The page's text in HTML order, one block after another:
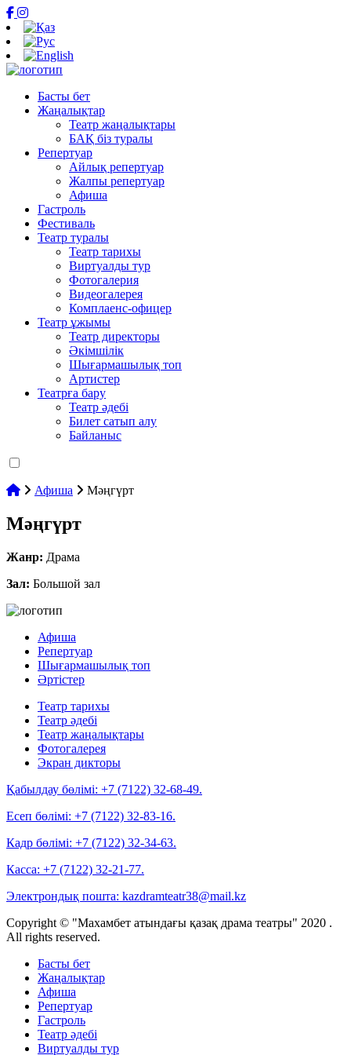
Басты бет
Жаңалықтар
Театр жаңалықтары
БАҚ біз туралы
Репертуар
Айлық репертуар
Жалпы репертуар
Афиша
Гастроль
Фестиваль
Театр туралы
Театр тарихы
Виртуалды тур
Фотогалерия
Видеогалерея
Комплаенс-офицер
Театр ұжымы
Театр директоры
Әкімшілік
Шығармашылық топ
Артистер
Театрға бару
Театр әдебі
Билет сатып алу
Байланыс
Афиша Мәңгүрт
Мәңгүрт
Жанр: Драма
Зал: Большой зал
Афиша
Репертуар
Шығармашылық топ
Әртістер
Театр тарихы
Театр әдебі
Театр жаңалықтары
Фотогалерея
Экран дикторы
Қабылдау бөлімі: +7 (7122) 32-68-49.
Есеп бөлімі: +7 (7122) 32-83-16.
Кадр бөлімі: +7 (7122) 32-34-63.
Касса: +7 (7122) 32-21-77.
Электрондық пошта: kazdramteatr38@mail.kz
Copyright © "Махамбет атындағы қазақ драма театры" 2020 .
All rights reserved.
Басты бет
Жаңалықтар
Афиша
Репертуар
Гастроль
Театр әдебі
Виртуалды тур